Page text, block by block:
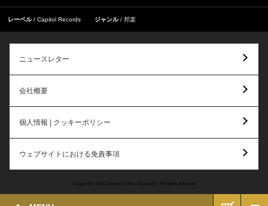
レーベル Capitol Records ジャンル 邦楽
ニュースレター
会社概要
個人情報 | クッキーポリシー
ウェブサイトにおける免責事項
© Copyright 2026 Universal Music Group N.V. All rights reserved.